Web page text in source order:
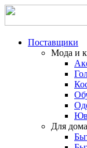
Поставщики
Мода и
Для дома